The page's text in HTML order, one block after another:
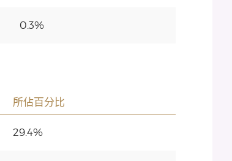
0.3%
所佔百分比
29.4%